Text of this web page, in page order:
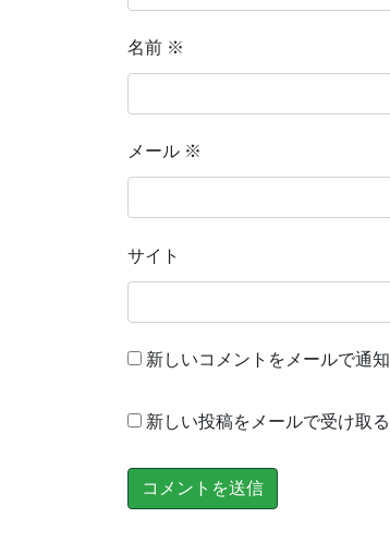
名前 ※
メール ※
サイト
新しいコメントをメールで通知
新しい投稿をメールで受け取る